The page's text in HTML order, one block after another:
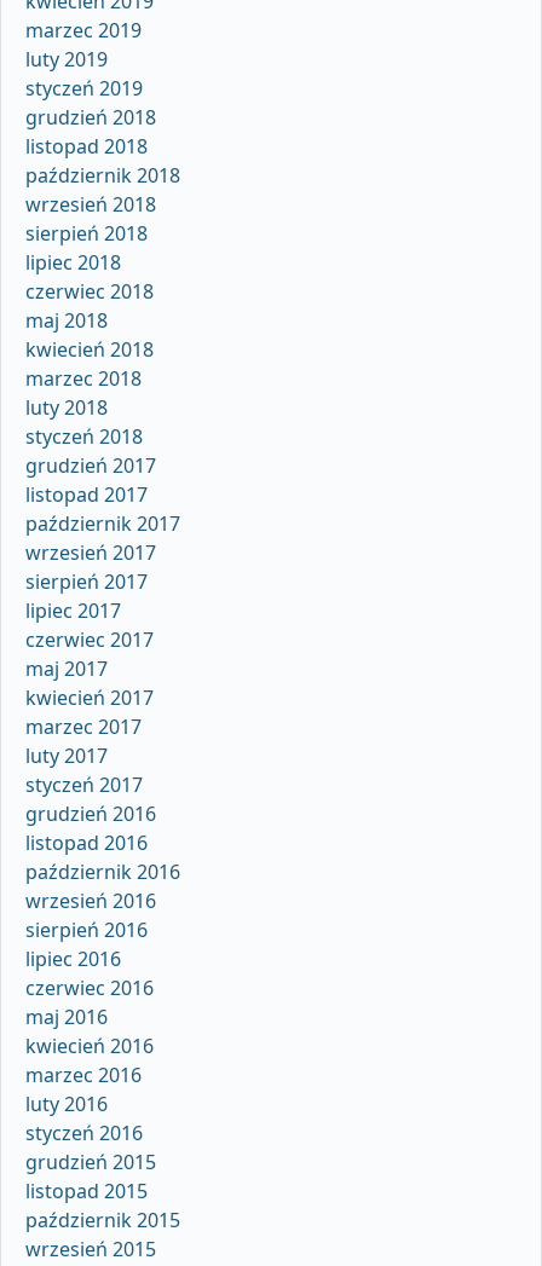
marzec 2019
luty 2019
styczeń 2019
grudzień 2018
listopad 2018
październik 2018
wrzesień 2018
sierpień 2018
lipiec 2018
czerwiec 2018
maj 2018
kwiecień 2018
marzec 2018
luty 2018
styczeń 2018
grudzień 2017
listopad 2017
październik 2017
wrzesień 2017
sierpień 2017
lipiec 2017
czerwiec 2017
maj 2017
kwiecień 2017
marzec 2017
luty 2017
styczeń 2017
grudzień 2016
listopad 2016
październik 2016
wrzesień 2016
sierpień 2016
lipiec 2016
czerwiec 2016
maj 2016
kwiecień 2016
marzec 2016
luty 2016
styczeń 2016
grudzień 2015
listopad 2015
październik 2015
wrzesień 2015